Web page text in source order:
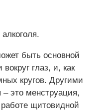
быть основной
глаз, и, как
кругов. Другими
это менструация,
щитовидной